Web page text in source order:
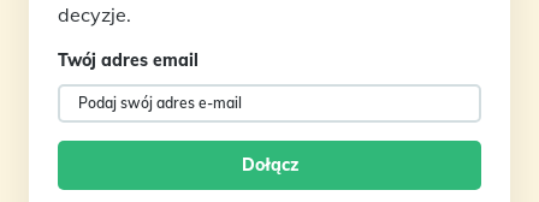
decyzje.
Twój adres email